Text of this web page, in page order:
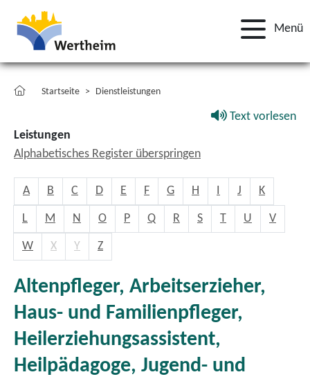
Menü
Startseite Dienstleistungen
Text vorlesen
Leistungen
Alphabetisches Register überspringen
A B C D E F G H I J K
L M N O P Q R S T U V
W X Y Z
Altenpfleger, Arbeitserzieher,
Haus- und Familienpfleger,
Heilerziehungsassistent,
Heilpädagoge, Jugend- und